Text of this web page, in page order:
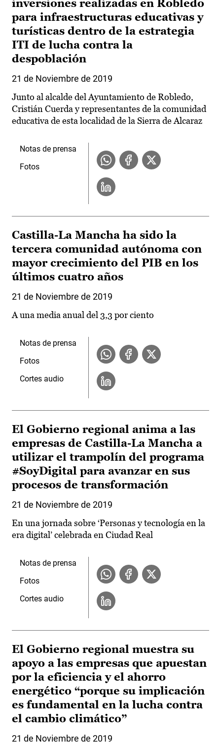
inversiones realizadas en Robledo
para infraestructuras educativas y
turísticas dentro de la estrategia
ITI de lucha contra la
despoblación
21 de Noviembre de 2019
Junto al alcalde del Ayuntamiento de Robledo,
Cristián Cuerda y representantes de la comunidad
educativa de esta localidad de la Sierra de Alcaraz
Notas de prensa
Fotos
Castilla-La Mancha ha sido la
tercera comunidad autónoma con
mayor crecimiento del PIB en los
últimos cuatro años
21 de Noviembre de 2019
A una media anual del 3,3 por ciento
Notas de prensa
Fotos
Cortes audio
El Gobierno regional anima a las
empresas de Castilla-La Mancha a
utilizar el trampolín del programa
#SoyDigital para avanzar en sus
procesos de transformación
21 de Noviembre de 2019
En una jornada sobre ‘Personas y tecnología en la
era digital’ celebrada en Ciudad Real
Notas de prensa
Fotos
Cortes audio
El Gobierno regional muestra su
apoyo a las empresas que apuestan
por la eficiencia y el ahorro
energético “porque su implicación
es fundamental en la lucha contra
el cambio climático”
21 de Noviembre de 2019